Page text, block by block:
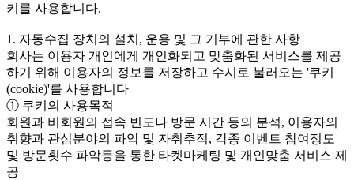
키를 사용합니다.
1. 자동수집 장치의 설치, 운용 및 그 거부에 관한 사항
회사는 이용자 개인에게 개인화되고 맞춤화된 서비스를 제공
하기 위해 이용자의 정보를 저장하고 수시로 불러오는 '쿠키
(cookie)'를 사용합니다
① 쿠키의 사용목적
회원과 비회원의 접속 빈도나 방문 시간 등의 분석, 이용자의
취향과 관심분야의 파악 및 자취추적, 각종 이벤트 참여정도
및 방문횟수 파악등을 통한 타켓마케팅 및 개인맞춤 서비스 제
공